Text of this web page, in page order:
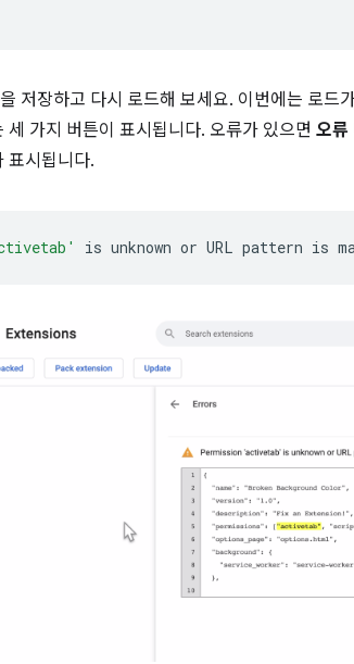
저장하고 다시 로드해 보세요. 이번에는 로드
세 가지 버튼이 표시됩니다. 오류가 있으면 오류
표시됩니다.
is unknown or URL pattern is